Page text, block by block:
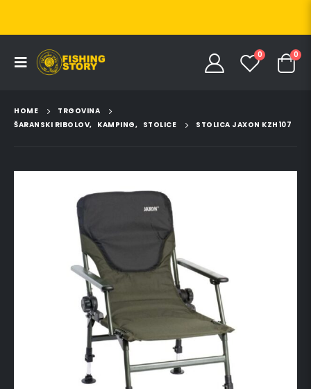
0 0
HOME
TRGOVINA
ŠARANSKI RIBOLOV, KAMPING, STOLICE STOLICA JAXON KZH107